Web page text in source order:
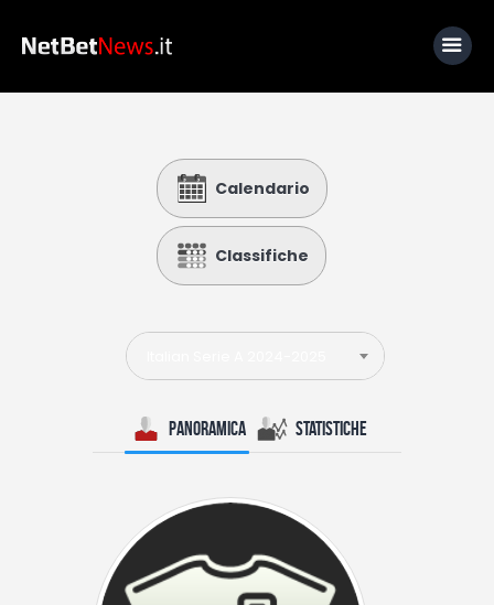
Calcio
Basket
Tennis
Lo Sapevi Che
I consigli di Giulia
Calendario
Classifiche
Panoramica Statistiche